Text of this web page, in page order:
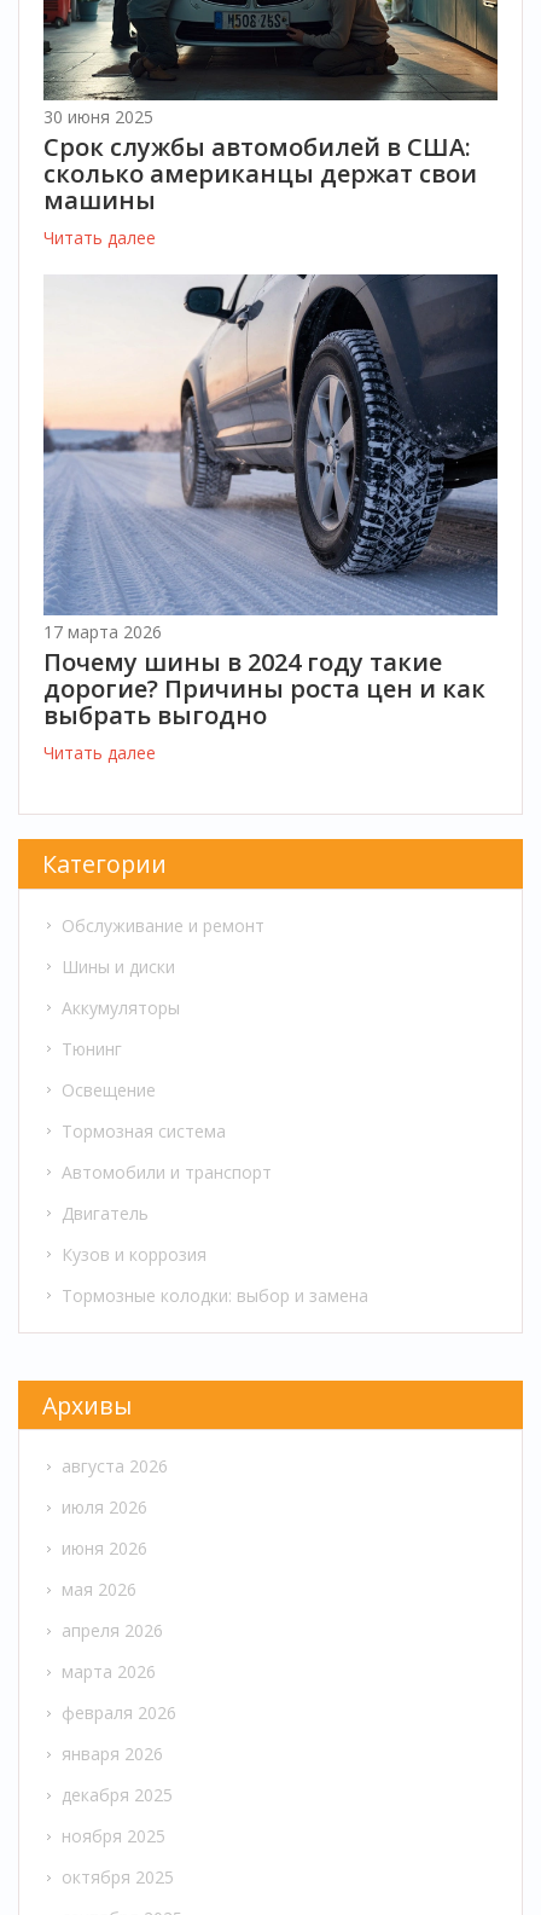
30 июня 2025
Срок службы автомобилей в США:
сколько американцы держат свои
машины
Читать далее
17 марта 2026
Почему шины в 2024 году такие
дорогие? Причины роста цен и как
выбрать выгодно
Читать далее
Категории
Обслуживание и ремонт
Шины и диски
Аккумуляторы
Тюнинг
Освещение
Тормозная система
Автомобили и транспорт
Двигатель
Кузов и коррозия
Тормозные колодки: выбор и замена
Архивы
августа 2026
июля 2026
июня 2026
мая 2026
апреля 2026
марта 2026
февраля 2026
января 2026
декабря 2025
ноября 2025
октября 2025